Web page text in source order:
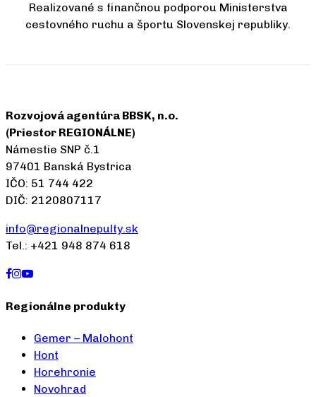
Realizované s finančnou podporou Ministerstva
cestovného ruchu a športu Slovenskej republiky.
Rozvojová agentúra BBSK, n.o.
(Priestor REGIONÁLNE)
Námestie SNP č.1
97401 Banská Bystrica
IČO: 51 744 422
DIČ: 2120807117
info@regionalnepulty.sk
Tel.: +421 948 874 618
Regionálne produkty
Gemer – Malohont
Hont
Horehronie
Novohrad